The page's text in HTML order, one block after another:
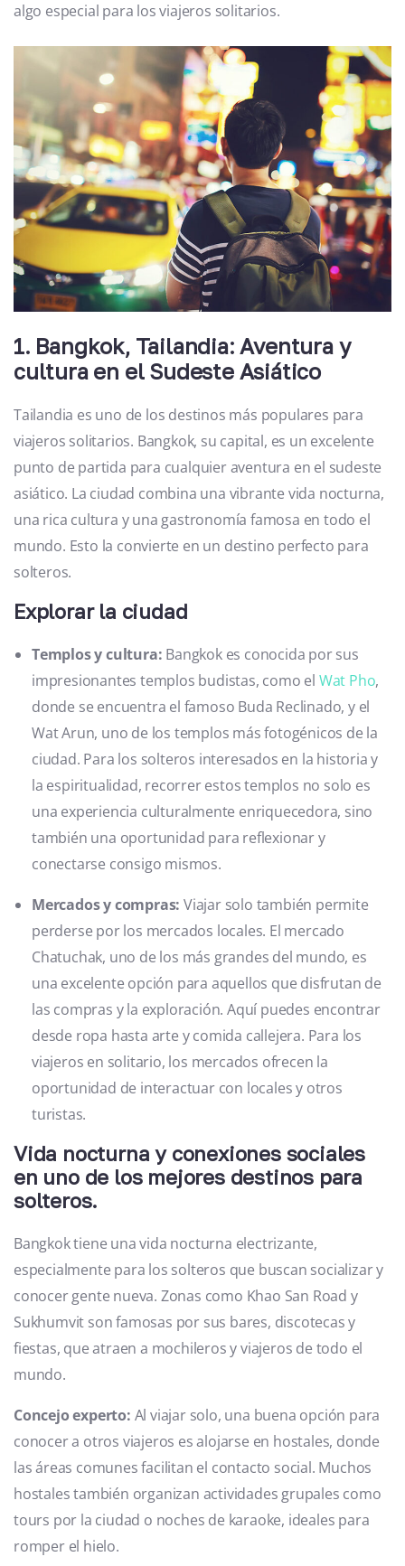
algo especial para los viajeros solitarios.
1. Bangkok, Tailandia: Aventura y
cultura en el Sudeste Asiático
Tailandia es uno de los destinos más populares para
viajeros solitarios. Bangkok, su capital, es un excelente
punto de partida para cualquier aventura en el sudeste
asiático. La ciudad combina una vibrante vida nocturna,
una rica cultura y una gastronomía famosa en todo el
mundo. Esto la convierte en un destino perfecto para
solteros.
Explorar la ciudad
Templos y cultura: Bangkok es conocida por sus
impresionantes templos budistas, como el Wat Pho,
donde se encuentra el famoso Buda Reclinado, y el
Wat Arun, uno de los templos más fotogénicos de la
ciudad. Para los solteros interesados en la historia y
la espiritualidad, recorrer estos templos no solo es
una experiencia culturalmente enriquecedora, sino
también una oportunidad para reflexionar y
conectarse consigo mismos.
Mercados y compras: Viajar solo también permite
perderse por los mercados locales. El mercado
Chatuchak, uno de los más grandes del mundo, es
una excelente opción para aquellos que disfrutan de
las compras y la exploración. Aquí puedes encontrar
desde ropa hasta arte y comida callejera. Para los
viajeros en solitario, los mercados ofrecen la
oportunidad de interactuar con locales y otros
turistas.
Vida nocturna y conexiones sociales
en uno de los mejores destinos para
solteros.
Bangkok tiene una vida nocturna electrizante,
especialmente para los solteros que buscan socializar y
conocer gente nueva. Zonas como Khao San Road y
Sukhumvit son famosas por sus bares, discotecas y
fiestas, que atraen a mochileros y viajeros de todo el
mundo.
Concejo experto: Al viajar solo, una buena opción para
conocer a otros viajeros es alojarse en hostales, donde
las áreas comunes facilitan el contacto social. Muchos
hostales también organizan actividades grupales como
tours por la ciudad o noches de karaoke, ideales para
romper el hielo.